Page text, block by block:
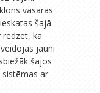
vasaras
šajā
ka
jauni
šajos
sistēmas ar